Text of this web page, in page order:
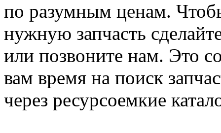
по разумным ценам.
нужную запчасть
или позвоните нам. Это
вам время на поиск
через ресурсоемкие